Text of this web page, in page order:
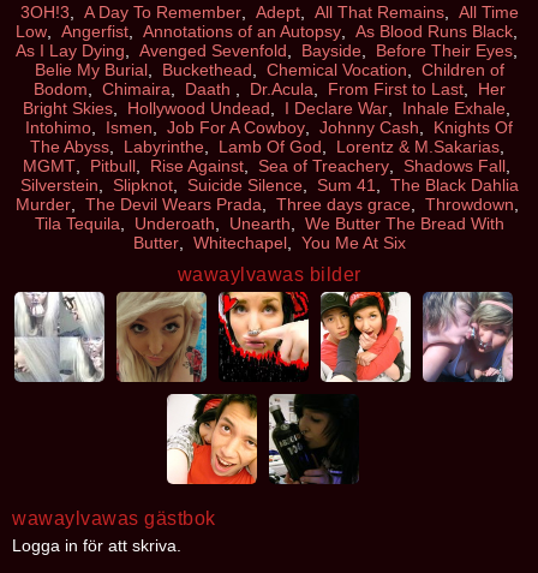
3OH!3 A Day To Remember, Adept, All That Remains, All Time
Low
Angerfist Annotations of an Autopsy As Blood Runs Black
As I Lay Dying
Avenged Sevenfold Bayside Before Their Eyes
Belie My Burial, Buckethead Chemical Vocation
Children of
Bodom
Chimaira Daath Dr.Acula From First to Last, Her
Bright Skies
Hollywood Undead I Declare War Inhale Exhale
Intohimo
Ismen Job For A Cowboy Johnny Cash
Knights Of
The Abyss, Labyrinthe, Lamb Of God Lorentz & M.Sakarias,
MGMT
Pitbull Rise Against Sea of Treachery Shadows Fall
Silverstein
Slipknot, Suicide Silence, Sum 41
The Black Dahlia
Murder, The Devil Wears Prada Three days grace, Throwdown
Tila Tequila
Underoath Unearth
We Butter The Bread With
Butter, Whitechapel, You Me At Six
wawaylvawas bilder
wawaylvawas gästbok
Logga in för att skriva.